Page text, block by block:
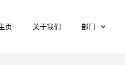
页 关于我们 部门